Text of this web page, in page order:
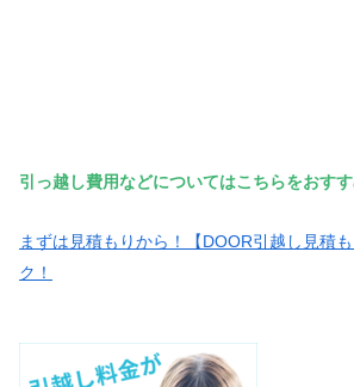
引っ越し費用などについてはこちらをおすす
まずは見積もりから！【DOOR引越し見積
ク！